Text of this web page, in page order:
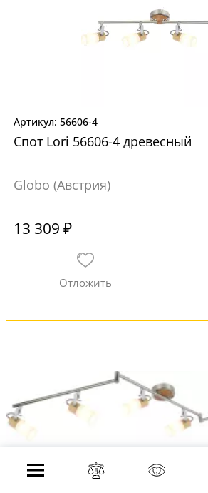
56606-4
Спот Lori 56606-4 древесный
Globo (Австрия)
13 309 ₽